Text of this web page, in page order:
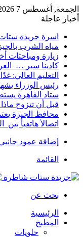
الجمعة, أغسطس 7 2026
أخبار عاجلة
اسرة جريدة
مياه الشرب
زيارة ومباحثات
كادينا سير …
التعليم العالي:
رئيس الوزراء
ستاد القاهرة يستضيف مباريات
قبل أن تتزوج
محافظ الجيزة
اتصالأ هاتفيأ
إضافة عمود
القائمة
بحث عن
الرئيسية
المطبخ
حلويات